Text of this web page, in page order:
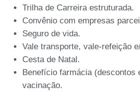
Trilha de Carreira estruturada.
Convênio com empresas
Seguro de vida.
Vale transporte, vale-refeição
Cesta de Natal.
Benefício farmácia (descontos
vacinação.